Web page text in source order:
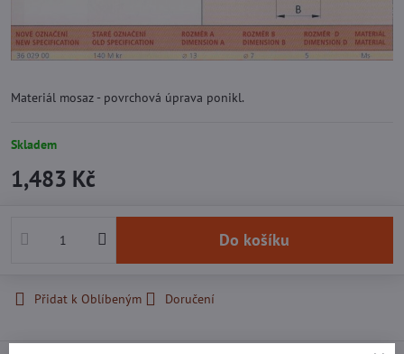
Materiál mosaz - povrchová úprava ponikl.
Skladem
1,483 Kč
Do košíku
Přidat k Oblíbeným Doručení